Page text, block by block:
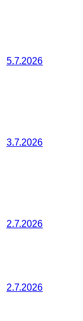
5.7.2026
3.7.2026
2.7.2026
2.7.2026